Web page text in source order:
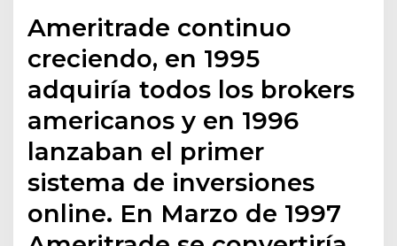
Ameritrade continuo
creciendo, en 1995
adquiría todos los brokers
americanos y en 1996
lanzaban el primer
sistema de inversiones
online. En Marzo de 1997